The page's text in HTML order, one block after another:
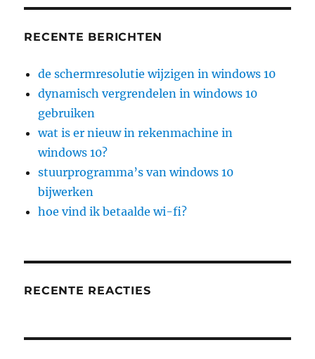
RECENTE BERICHTEN
de schermresolutie wijzigen in windows 10
dynamisch vergrendelen in windows 10
gebruiken
wat is er nieuw in rekenmachine in
windows 10?
stuurprogramma’s van windows 10
bijwerken
hoe vind ik betaalde wi-fi?
RECENTE REACTIES